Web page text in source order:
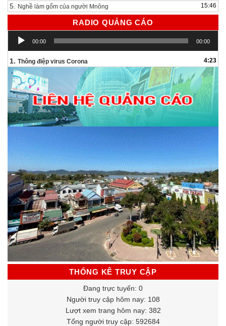
5. Nghề làm gốm của người Mnông 15:46
RADIO QUẢNG CÁO
Trình
chơi
Audio
00:00 00:00
1. Thông điệp virus Corona 4:23
THỐNG KÊ TRUY CẬP
Đang trực tuyến: 0
Người truy cập hôm nay: 108
Lượt xem trang hôm nay: 382
Tổng người truy cập: 592684